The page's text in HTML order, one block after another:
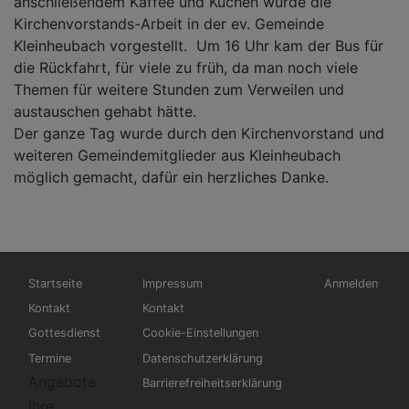
Kirchenvorstands-Arbeit in der ev. Gemeinde
Kleinheubach vorgestellt. Um 16 Uhr kam der Bus für
die Rückfahrt, für viele zu früh, da man noch viele
Themen für weitere Stunden zum Verweilen und
austauschen gehabt hätte.
Der ganze Tag wurde durch den Kirchenvorstand und
weiteren Gemeindemitglieder aus Kleinheubach
möglich gemacht, dafür ein herzliches Danke.
Hauptnavigation
Startseite
Kontakt
Gottesdienst
Termine
Fußbereichsmenü
Impressum
Kontakt
Cookie-Einstellungen
Datenschutzerklärung
Barrierefreiheitserklärung
Anmelden